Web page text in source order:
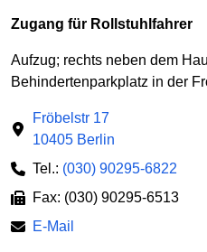
Zugang für Rollstuhlfahrer
Aufzug; rechts neben dem
Behindertenparkplatz in der
Fröbelstr 17
10405 Berlin
Tel.: (030) 90295-6822
Fax: (030) 90295-6513
E-Mail